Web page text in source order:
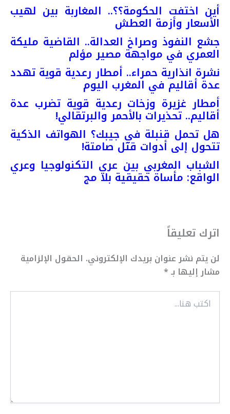
أين اختفت الحكومة؟؟.. المغاربة بين لهيب
الأسعار وأزمة العطش
جشع النفوذ وصراخ العدالة.. القاضية مليكة
العمري في مواجهة مصير مؤلم
نشرة انذارية حمراء.. أمطار رعدية قوية تهدد
عدة أقاليم في المغرب اليوم
أمطار غزيرة وزخات رعدية قوية تضرب عدة
أقاليم.. تحذيرات بالأحمر والبرتقالي!
هل تحمل قنبلة في جيبك؟ الهواتف الذكية
تتحول إلى أدوات قتل صامتة!
الشباب المغربي بين عري التكنولوجيا وعري
الواقع: مأساة حقيقية بلا مج
اترك تعليقاً
لن يتم نشر عنوان بريدك الإلكتروني. الحقول الإلزامية
مشار إليها بـ*
اكتب
هنا...